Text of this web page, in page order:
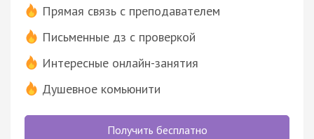
Прямая связь с преподавателем
Письменные дз с проверкой
Интересные онлайн-занятия
Душевное комьюнити
Получить бесплатно